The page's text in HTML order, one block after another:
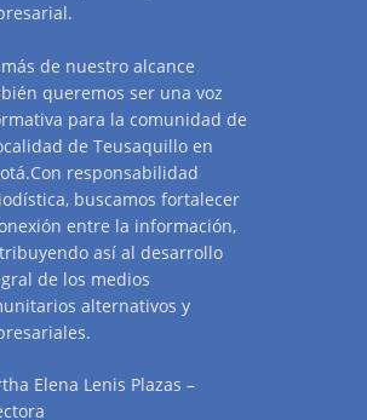
de nuestro alcance
queremos ser una voz
para la comunidad de
de Teusaquillo en
responsabilidad
buscamos fortalecer
entre la información,
así al desarrollo
de los medios
alternativos y
Elena Lenis Plazas –